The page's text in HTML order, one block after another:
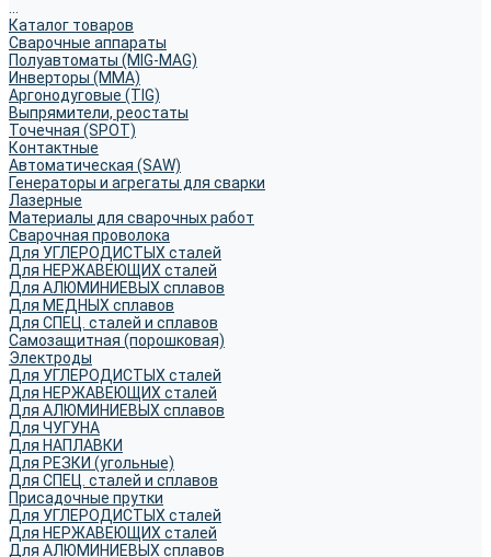
Каталог товаров
Сварочные аппараты
Полуавтоматы (MIG-MAG)
Инверторы (MMA)
Аргонодуговые (TIG)
Выпрямители, реостаты
Точечная (SPOT)
Контактные
Автоматическая (SAW)
Генераторы и агрегаты для сварки
Лазерные
Материалы для сварочных работ
Сварочная проволока
Для УГЛЕРОДИСТЫХ сталей
Для НЕРЖАВЕЮЩИХ сталей
Для АЛЮМИНИЕВЫХ сплавов
Для МЕДНЫХ сплавов
Для СПЕЦ. сталей и сплавов
Самозащитная (порошковая)
Электроды
Для УГЛЕРОДИСТЫХ сталей
Для НЕРЖАВЕЮЩИХ сталей
Для АЛЮМИНИЕВЫХ сплавов
Для ЧУГУНА
Для НАПЛАВКИ
Для РЕЗКИ (угольные)
Для СПЕЦ. сталей и сплавов
Присадочные прутки
Для УГЛЕРОДИСТЫХ сталей
Для НЕРЖАВЕЮЩИХ сталей
Для АЛЮМИНИЕВЫХ сплавов